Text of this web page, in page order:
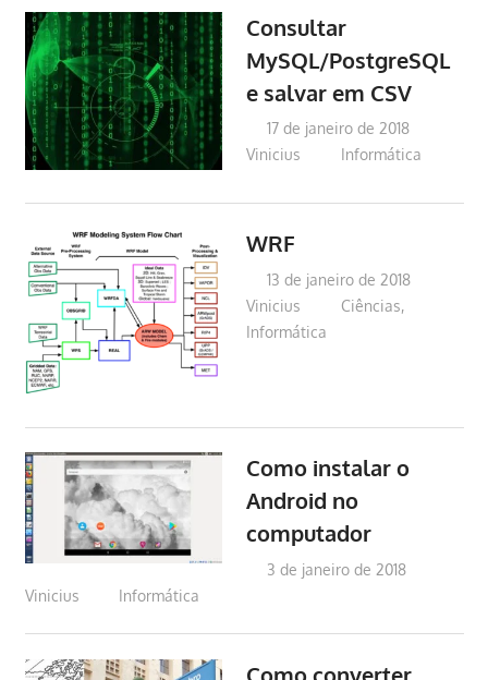
Consultar
MySQL/PostgreSQL
e salvar em CSV
17 de janeiro de 2018
Vinicius
Informática
WRF
13 de janeiro de 2018
Vinicius
Ciências,
Informática
Como instalar o
Android no
computador
3 de janeiro de 2018
Vinicius
Informática
Como converter